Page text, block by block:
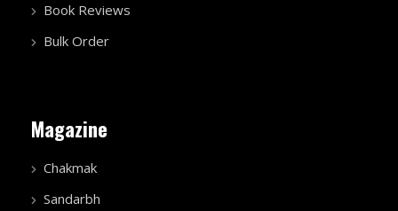
Book Reviews
Bulk Order
Magazine
Chakmak
Sandarbh